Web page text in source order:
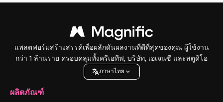
แพลตฟอร์มสร้างสรรค์เพื่อผลักดันผลงานที่ดีที่สุดของคุณ ผู้ใช้งาน
กว่า 1 ล้านราย ครอบคลุมทั้งครีเอทีฟ, บริษัท, เอเจนซี และสตูดิโอ
ภาษาไทย
ผลิตภัณฑ์